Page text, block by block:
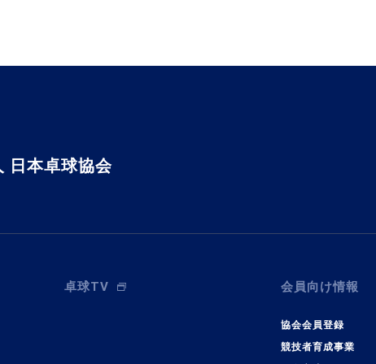
日本卓球協会
卓球TV 会員向け情報
協会会員登録
競技者育成事業